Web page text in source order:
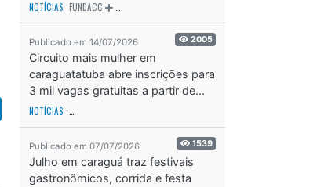
NOTÍCIAS FUNDACC
Publicado em 14/07/2026 2005
Circuito mais mulher em
caraguatatuba abre inscrições para
3 mil vagas gratuitas a partir de...
NOTÍCIAS
Publicado em 07/07/2026 1539
Julho em caraguá traz festivais
gastronômicos, corrida e festa